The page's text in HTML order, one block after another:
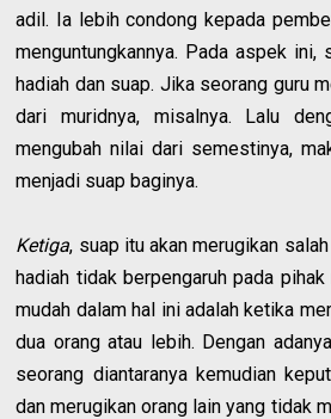
adil. Ia lebih condong kepada
menguntungkannya. Pada aspek ini,
hadiah dan suap. Jika seorang guru
dari muridnya, misalnya. Lalu
mengubah nilai dari semestinya,
menjadi suap baginya.
Ketiga, suap itu akan merugikan
hadiah tidak berpengaruh pada pihak
mudah dalam hal ini adalah ketika
dua orang atau lebih. Dengan
seorang diantaranya kemudian
dan merugikan orang lain yang tidak